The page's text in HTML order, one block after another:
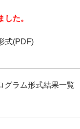
した。
式(PDF)
グラム形式結果